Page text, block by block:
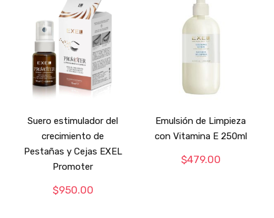
Suero estimulador del
crecimiento de
Pestañas y Cejas EXEL
Promoter
$950.00
Emulsión de Limpieza
con Vitamina E 250ml
$479.00